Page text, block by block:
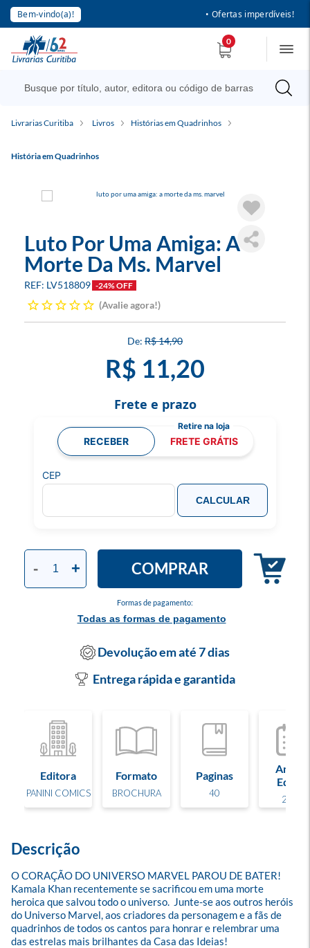
Bem-vindo(a)! • Ofertas imperdíveis!
0
Livrarias Curitiba Livros Histórias em Quadrinhos
História em Quadrinhos
Luto Por Uma Amiga: A
Morte Da Ms. Marvel
LV518809 -24% OFF
Avalie agora!
R$ 14,90
R$ 11,20
Formas de pagamento:
Todas as formas de pagamento
- + COMPRAR
Frete e prazo
RECEBER FRETE GRÁTIS
CEP
CALCULAR
Devolução em até 7 dias
Entrega rápida e garantida
Editora
PANINI COMICS
Formato
BROCHURA
Paginas
40
Ano de
Edição
2024
Descrição
O CORAÇÃO DO UNIVERSO MARVEL PAROU DE BATER!
Kamala Khan recentemente se sacrificou em uma morte
heroica que salvou todo o universo.  Junte-se aos outros heróis
do Universo Marvel, aos criadores da personagem e a fãs de
quadrinhos de todos os cantos para honrar e relembrar uma
das estrelas mais brilhantes da Casa das Ideias!